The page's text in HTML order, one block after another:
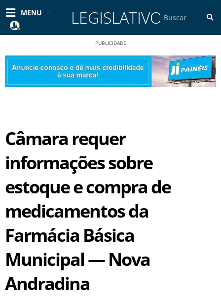
para
conteúdo
MENU LEGISLATIVOPesquisar
PUBLICIDADE
Câmara requer
informações sobre
estoque e compra de
medicamentos da
Farmácia Básica
Municipal — Nova
Andradina